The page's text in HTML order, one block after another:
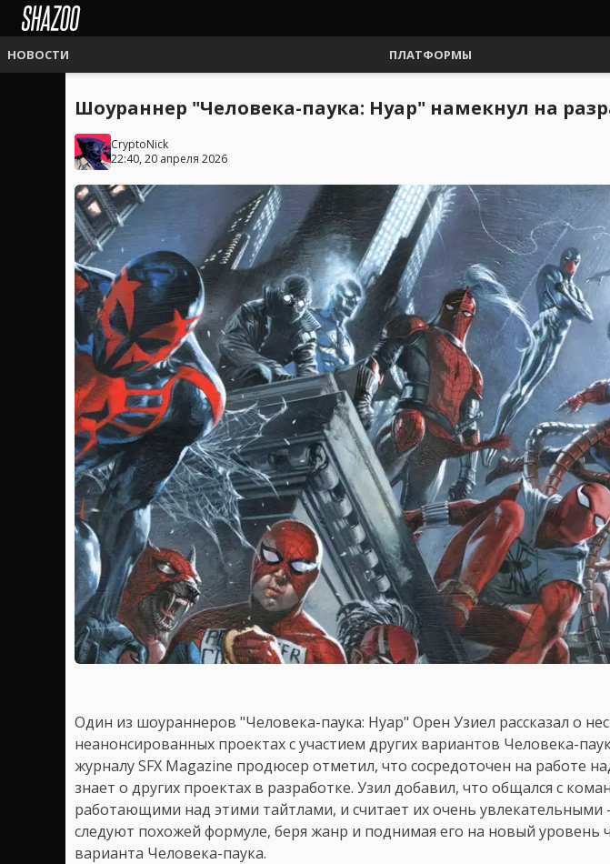
НОВОСТИ ПЛАТФОРМЫ
Шоураннер "Человека-паука: Нуар" намекнул на
CryptoNick
22:40, 20 апреля 2026
Один из шоураннеров "Человека-паука: Нуар" Орен Узиел рассказал о
неанонсированных проектах с участием других вариантов Человека-
журналу SFX Magazine продюсер отметил, что сосредоточен на работе
знает о других проектах в разработке. Узил добавил, что общался с
работающими над этими тайтлами, и считает их очень увлекательными
следуют похожей формуле, беря жанр и поднимая его на новый уровень
варианта Человека-паука.